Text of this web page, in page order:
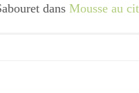
dans Mousse au